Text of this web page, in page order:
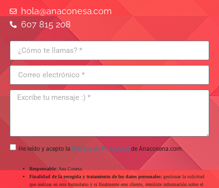
hola@anaconesa.com
607 815 208
He leído y acepto la Política de Privacidad de Anacosena.com.
Responsable: Ana Conesa
Finalidad de la recogida y tratamiento de los datos personales: gestionar la solicitud
que realizas en este formulario y si finalmente eres cliente, remitirte información sobre el